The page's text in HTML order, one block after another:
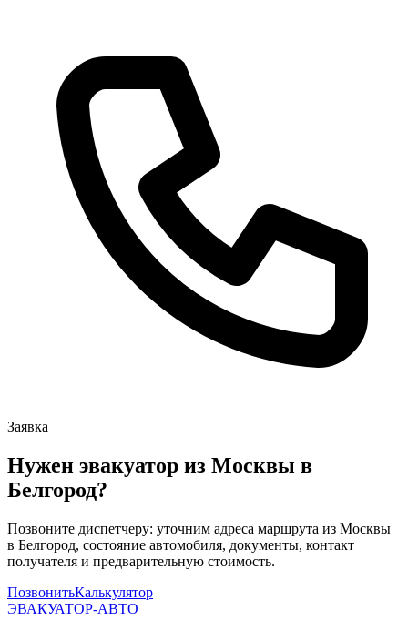
Заявка
Нужен эвакуатор из Москвы в
Белгород?
Позвоните диспетчеру: уточним адреса маршрута из Москвы
в Белгород, состояние автомобиля, документы, контакт
получателя и предварительную стоимость.
ПозвонитьКалькулятор
ЭВАКУАТОР-АВТО